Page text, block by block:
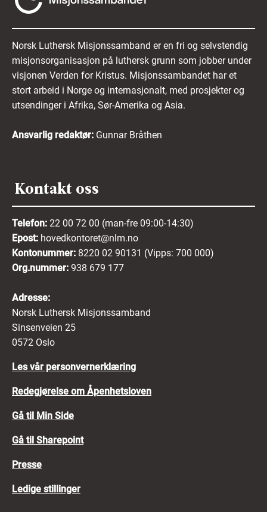
Norsk Luthersk Misjonssamband er en fri og selvstendig
misjonsorganisasjon på luthersk grunn som jobber under
visjonen Verden for Kristus. Misjonssambandet har et
stort arbeid i Norge og internasjonalt, med prosjekter og
utsendinger i Afrika, Sør-Amerika og Asia.
Ansvarlig redaktør: Gunnar Bråthen
Kontakt oss
Telefon: 22 00 72 00 (man-fre 09:00-14:30)
Epost: hovedkontoret@nlm.no
Kontonummer: 8220 02 90131 (Vipps: 700 000)
Org.nummer: 938 679 177
Adresse:
Norsk Luthersk Misjonssamband
Sinsenveien 25
0572 Oslo
Les vår personvernerklæring
Redegjørelse om Åpenhetsloven
Gå til Min Side
Gå til Sharepoint
Presse
Ledige stillinger